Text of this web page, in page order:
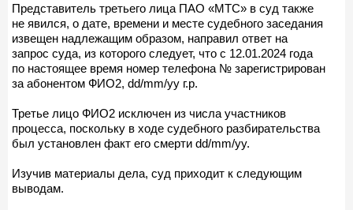
Представитель третьего лица ПАО «МТС» в суд также
не явился, о дате, времени и месте судебного заседания
извещен надлежащим образом, направил ответ на
запрос суда, из которого следует, что с 12.01.2024 года
по настоящее время номер телефона № зарегистрирован
за абонентом ФИО2, dd/mm/yy г.р.
Третье лицо ФИО2 исключен из числа участников
процесса, поскольку в ходе судебного разбирательства
был установлен факт его смерти dd/mm/yy.
Изучив материалы дела, суд приходит к следующим
выводам.